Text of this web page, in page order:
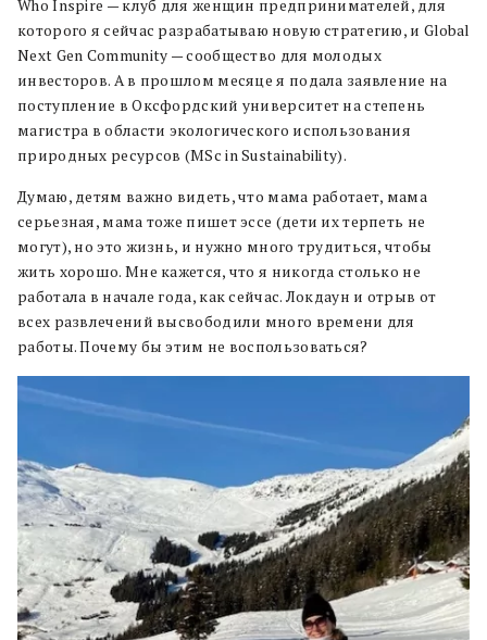
Who Inspire — клуб для женщин предпринимателей, для
которого я сейчас разрабатываю новую стратегию, и Global
Next Gen Community — сообщество для молодых
инвесторов. А в прошлом месяце я подала заявление на
поступление в Оксфордский университет на степень
магистра в области экологического использования
природных ресурсов (MSc in Sustainability).
Думаю, детям важно видеть, что мама работает, мама
серьезная, мама тоже пишет эссе (дети их терпеть не
могут), но это жизнь, и нужно много трудиться, чтобы
жить хорошо. Мне кажется, что я никогда столько не
работала в начале года, как сейчас. Локдаун и отрыв от
всех развлечений высвободили много времени для
работы. Почему бы этим не воспользоваться?